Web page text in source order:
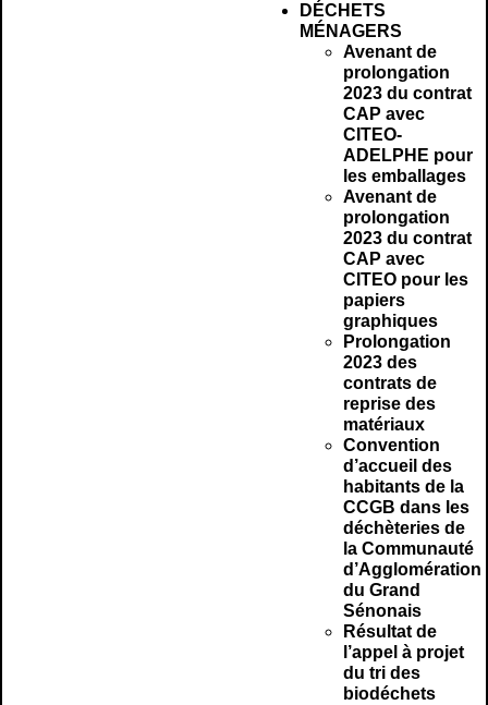
DÉCHETS
MÉNAGERS
Avenant de
prolongation
2023 du contrat
CAP avec
CITEO-
ADELPHE pour
les emballages
Avenant de
prolongation
2023 du contrat
CAP avec
CITEO pour les
papiers
graphiques
Prolongation
2023 des
contrats de
reprise des
matériaux
Convention
d’accueil des
habitants de la
CCGB dans les
déchèteries de
la Communauté
d’Agglomération
du Grand
Sénonais
Résultat de
l’appel à projet
du tri des
biodéchets